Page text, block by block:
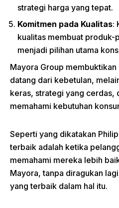
strategi harga yang tepat.
Komitmen pada Kualitas:
kualitas membuat produk-
menjadi pilihan utama
Mayora Group
datang dari kebetulan,
keras, strategi yang cerdas,
memahami kebutuhan
Seperti yang dikatakan
terbaik adalah ketika
memahami mereka lebih
Mayora, tanpa diragukan
yang terbaik dalam hal itu.